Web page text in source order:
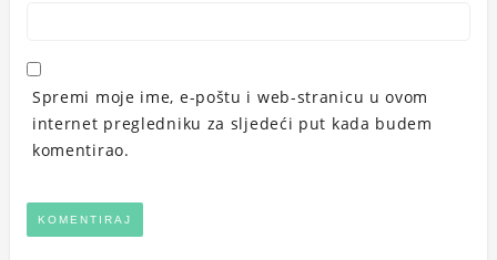
Spremi moje ime, e-poštu i web-stranicu u ovom
internet pregledniku za sljedeći put kada budem
komentirao.